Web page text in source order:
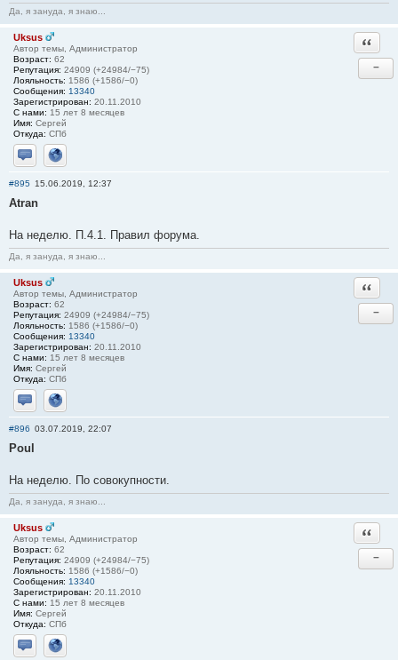
Да, я зануда, я знаю...
Uksus
Автор темы, Администратор
Возраст: 62
Репутация: 24909 (+24984/−75)
Лояльность: 1586 (+1586/−0)
Сообщения: 13340
Зарегистрирован: 20.11.2010
С нами: 15 лет 8 месяцев
Имя: Сергей
Откуда: СПб
Отправить личное сообщение
Сайт
−
#895 15.06.2019, 12:37
Atran
На неделю. П.4.1. Правил форума.
Да, я зануда, я знаю...
Uksus
Автор темы, Администратор
Возраст: 62
Репутация: 24909 (+24984/−75)
Лояльность: 1586 (+1586/−0)
Сообщения: 13340
Зарегистрирован: 20.11.2010
С нами: 15 лет 8 месяцев
Имя: Сергей
Откуда: СПб
Отправить личное сообщение
Сайт
−
#896 03.07.2019, 22:07
Poul
На неделю. По совокупности.
Да, я зануда, я знаю...
Uksus
Автор темы, Администратор
Возраст: 62
Репутация: 24909 (+24984/−75)
Лояльность: 1586 (+1586/−0)
Сообщения: 13340
Зарегистрирован: 20.11.2010
С нами: 15 лет 8 месяцев
Имя: Сергей
Откуда: СПб
−